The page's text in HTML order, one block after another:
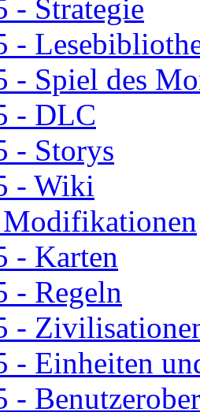
- Strategie
-
- Spiel des
- DLC
- Storys
- Wiki
- Karten
- Regeln
-
- Einheiten
-